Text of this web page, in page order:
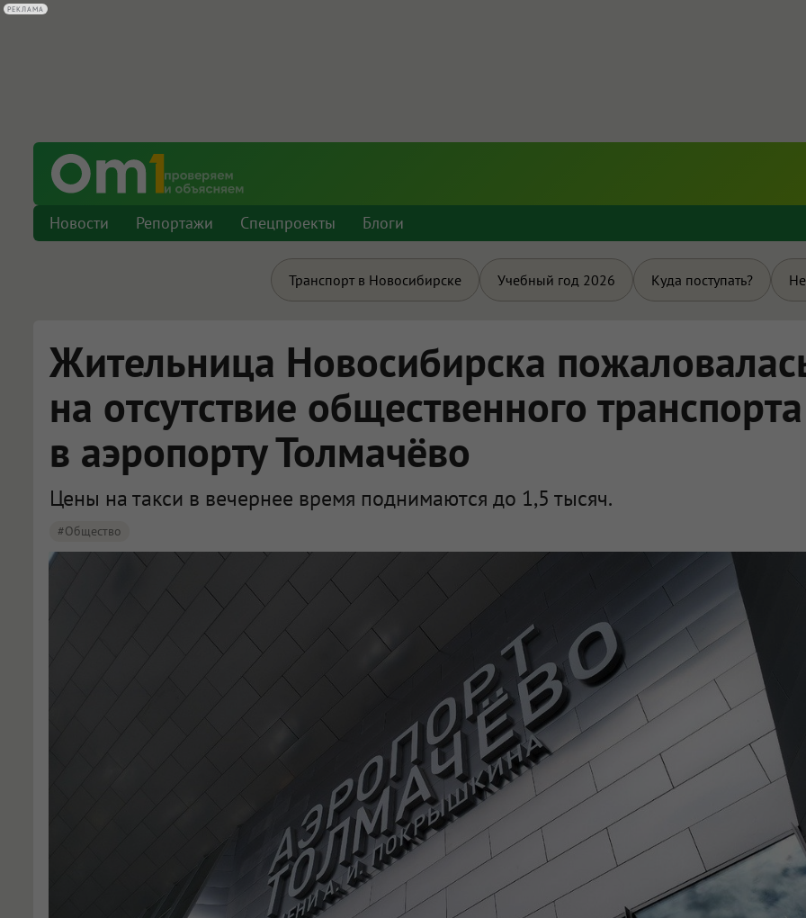
Новости Репортажи Спецпроекты Блоги
Транспорт в Новосибирске Учебный год 2026 Куда поступать?
Жительница Новосибирска
на отсутствие общественного транспорта
в аэропорту Толмачёво
Цены на такси в вечернее время поднимаются до 1,5 тысяч.
#Общество
РЕКЛАМА